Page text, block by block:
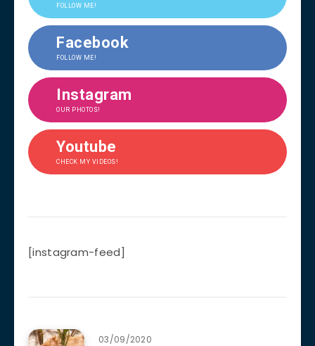
FOLLOW ME!
Facebook
FOLLOW ME!
Instagram
OUR PHOTOS!
Youtube
CHECK MY VIDEOS!
[instagram-feed]
03/09/2020